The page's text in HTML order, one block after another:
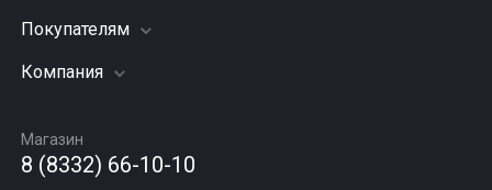
Грузовые шины
Диски
Автомасла
Заправка кондиционера
Подвеска (ходовая часть)
Шиномонтаж
Покупателям
Акции
Гарантии и возврат
Компания
Вакансии
Новости
Магазин
8 (8332) 66-10-10